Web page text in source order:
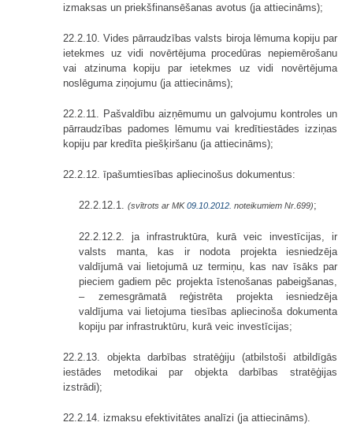
izmaksas un priekšfinansēšanas avotus (ja attiecināms);
22.2.10. Vides pārraudzības valsts biroja lēmuma kopiju par
ietekmes uz vidi novērtējuma procedūras nepiemērošanu
vai atzinuma kopiju par ietekmes uz vidi novērtējuma
noslēguma ziņojumu (ja attiecināms);
22.2.11. Pašvaldību aizņēmumu un galvojumu kontroles un
pārraudzības padomes lēmumu vai kredītiestādes izziņas
kopiju par kredīta piešķiršanu (ja attiecināms);
22.2.12. īpašumtiesības apliecinošus dokumentus:
22.2.12.1. (svītrots ar MK09.10.2012. noteikumiem Nr.699);
22.2.12.2. ja infrastruktūra, kurā veic investīcijas, ir
valsts manta, kas ir nodota projekta iesniedzēja
valdījumā vai lietojumā uz termiņu, kas nav īsāks par
pieciem gadiem pēc projekta īstenošanas pabeigšanas,
– zemesgrāmatā reģistrēta projekta iesniedzēja
valdījuma vai lietojuma tiesības apliecinoša dokumenta
kopiju par infrastruktūru, kurā veic investīcijas;
22.2.13. objekta darbības stratēģiju (atbilstoši atbildīgās
iestādes metodikai par objekta darbības stratēģijas
izstrādi);
22.2.14. izmaksu efektivitātes analīzi (ja attiecināms).